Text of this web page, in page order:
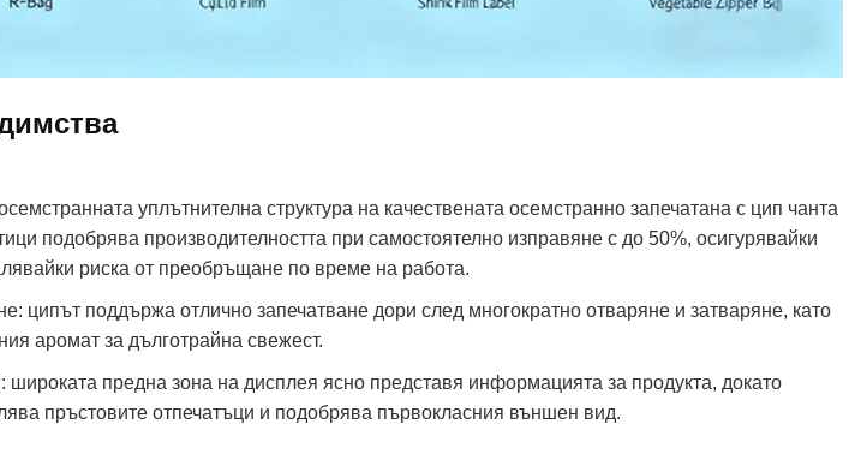
уплътнителна структура на качествената осемстранно запечатана с цип чанта
подобрява производителността при самостоятелно изправяне с до 50%, осигурявайки
риска от преобръщане по време на работа.
ципът поддържа отлично запечатване дори след многократно отваряне и затваряне, като
аромат за дълготрайна свежест.
предна зона на дисплея ясно представя информацията за продукта, докато
пръстовите отпечатъци и подобрява първокласния външен вид.